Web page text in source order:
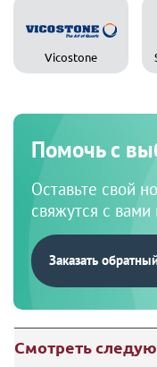
Vicostone
Помочь с
Оставьте свой
свяжутся с
Заказать
Смотреть